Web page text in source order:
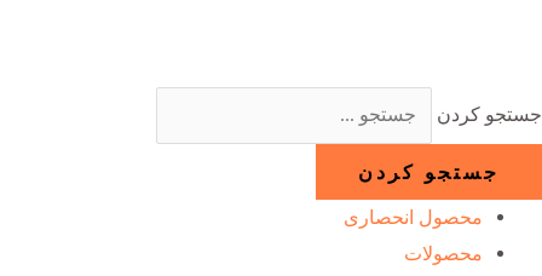
جستجو کردن
جستجو کردن
محصول انحصاری
محصولات